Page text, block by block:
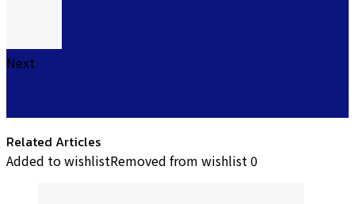
Next
Related Articles
Added to wishlistRemoved from wishlist0